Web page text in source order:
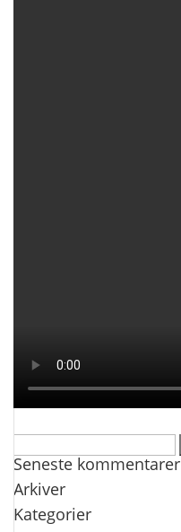
efter:
Seneste kommentarer
Arkiver
Kategorier